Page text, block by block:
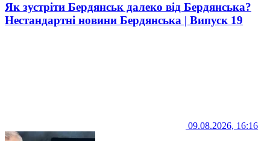
Як зустріти Бердянськ далеко від Бердянська?
Нестандартні новини Бердянська | Випуск 19
09.08.2026, 16:16